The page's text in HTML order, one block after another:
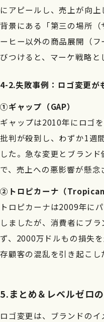
にアピールし、売上が向
背景にある「第三の場所
ーヒー以外の商品展開（
びつけると、マーケ戦略と
4-2.失敗事例：ロゴ変更が
①ギャップ（GAP）
ギャップは2010年にロゴ
批判が殺到し、わずか1週
した。急な変更とブラン
で、売上への悪影響が懸念
②トロピカーナ（
トロピカーナは2009年に
しましたが、消費者にブ
ず、2000万ドルもの損失
存顧客の混乱を引き起こし
5.まとめ＆レベルゼロ
ロゴ変更は、ブランドの